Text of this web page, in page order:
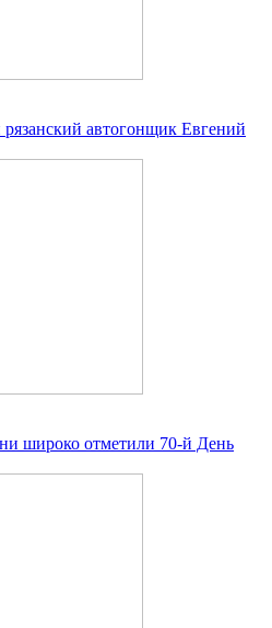
автогонщик Евгений
широко отметили 70-й День